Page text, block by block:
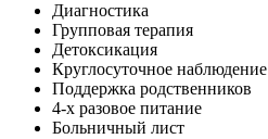
Диагностика
Групповая терапия
Детоксикация
Круглосуточное наблюдение
Поддержка родственников
4-х разовое питание
Больничный лист